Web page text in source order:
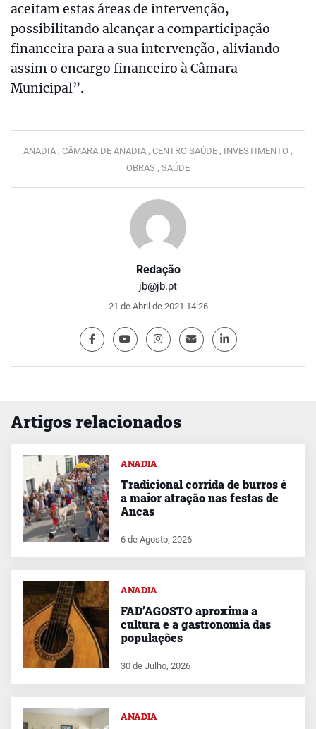
Redação
jb@jb.pt
21 de Abril de 2021 14:26
aceitam estas áreas de intervenção,
possibilitando alcançar a comparticipação
financeira para a sua intervenção, aliviando
assim o encargo financeiro à Câmara
Municipal”.
ANADIA , CÂMARA DE ANADIA , CENTRO SAÚDE , INVESTIMENTO ,
OBRAS , SAÚDE
Artigos relacionados
ANADIA
Tradicional corrida de burros é
a maior atração nas festas de
Ancas
6 de Agosto, 2026
ANADIA
FAD’AGOSTO aproxima a
cultura e a gastronomia das
populações
30 de Julho, 2026
ANADIA